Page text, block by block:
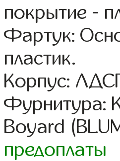
покрытие -
Фартук:
пластик.
Корпус:
Фурнитура:
Boyard
предоплаты